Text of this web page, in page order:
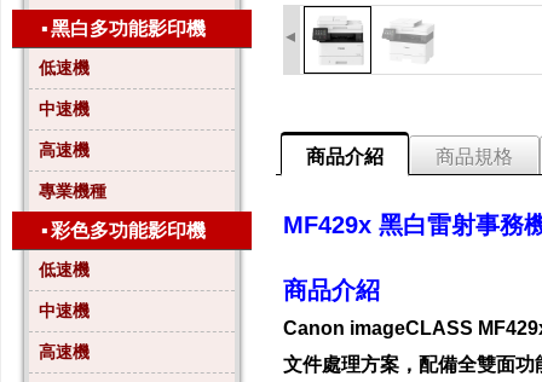
▪黑白多功能影印機
低速機
中速機
高速機
專業機種
▪彩色多功能影印機
低速機
中速機
高速機
◂
商品介紹 商品規格
MF429x 黑白雷射事務
商品介紹
Canon imageCLASS
文件處理方案，配備全雙面